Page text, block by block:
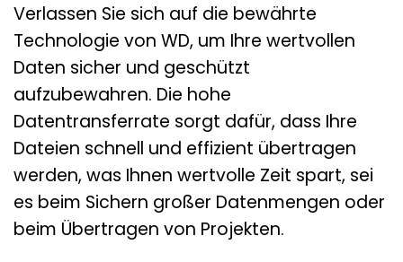
Verlassen Sie sich auf die bewährte
Technologie von WD, um Ihre wertvollen
Daten sicher und geschützt
aufzubewahren. Die hohe
Datentransferrate sorgt dafür, dass Ihre
Dateien schnell und effizient übertragen
werden, was Ihnen wertvolle Zeit spart, sei
es beim Sichern großer Datenmengen oder
beim Übertragen von Projekten.